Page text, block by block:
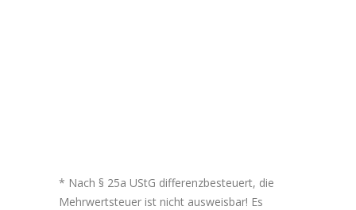
* Nach § 25a UStG differenzbesteuert, die
Mehrwertsteuer ist nicht ausweisbar! Es